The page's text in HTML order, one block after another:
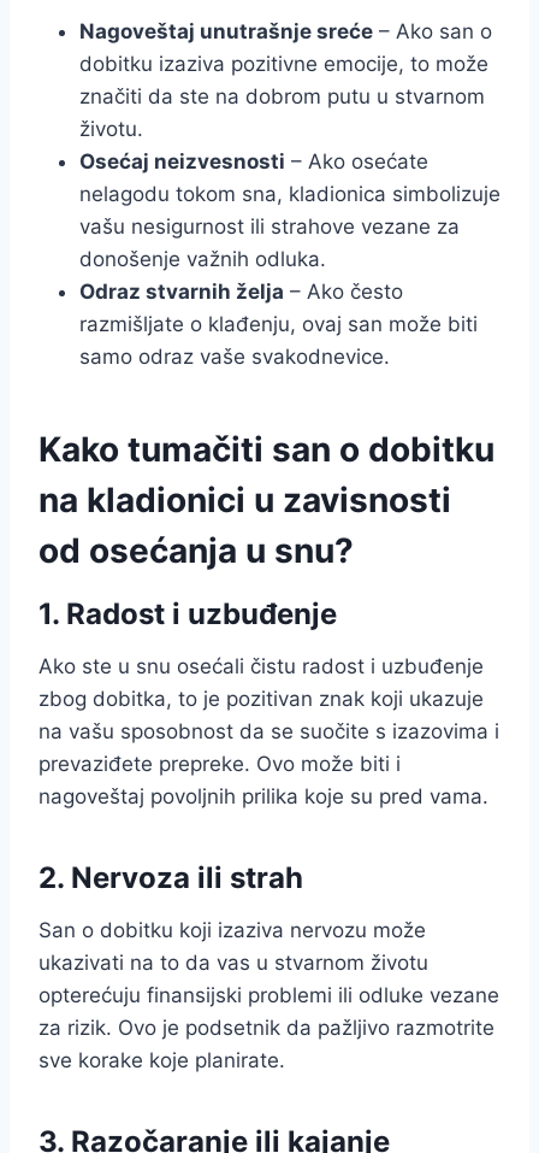
Nagoveštaj unutrašnje sreće – Ako san o
dobitku izaziva pozitivne emocije, to može
značiti da ste na dobrom putu u stvarnom
životu.
Osećaj neizvesnosti – Ako osećate
nelagodu tokom sna, kladionica simbolizuje
vašu nesigurnost ili strahove vezane za
donošenje važnih odluka.
Odraz stvarnih želja – Ako često
razmišljate o klađenju, ovaj san može biti
samo odraz vaše svakodnevice.
Kako tumačiti san o dobitku
na kladionici u zavisnosti
od osećanja u snu?
1. Radost i uzbuđenje
Ako ste u snu osećali čistu radost i uzbuđenje
zbog dobitka, to je pozitivan znak koji ukazuje
na vašu sposobnost da se suočite s izazovima i
prevaziđete prepreke. Ovo može biti i
nagoveštaj povoljnih prilika koje su pred vama.
2. Nervoza ili strah
San o dobitku koji izaziva nervozu može
ukazivati na to da vas u stvarnom životu
opterećuju finansijski problemi ili odluke vezane
za rizik. Ovo je podsetnik da pažljivo razmotrite
sve korake koje planirate.
3. Razočaranje ili kajanje